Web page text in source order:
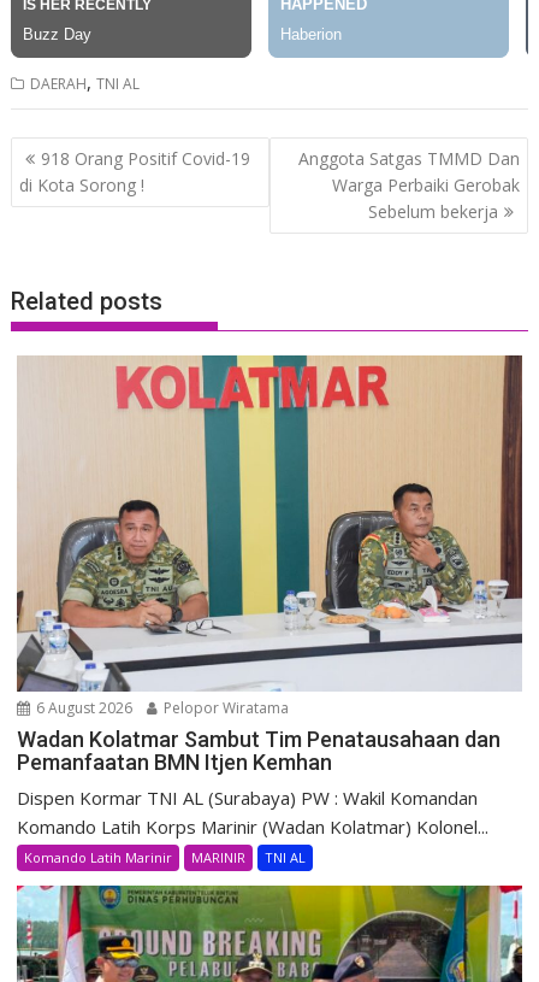
DAERAH,TNI AL
Post
navigation
918 Orang Positif Covid-19
di Kota Sorong !
Anggota Satgas TMMD Dan
Warga Perbaiki Gerobak
Sebelum bekerja
Related posts
6 August 2026 Pelopor Wiratama
Wadan Kolatmar Sambut Tim Penatausahaan dan
Pemanfaatan BMN Itjen Kemhan
Dispen Kormar TNI AL (Surabaya) PW : Wakil Komandan
Komando Latih Korps Marinir (Wadan Kolatmar) Kolonel...
Komando Latih Marinir MARINIR TNI AL